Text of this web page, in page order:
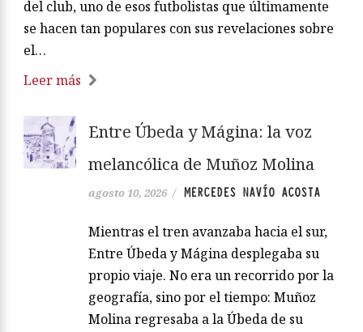
del club, uno de esos futbolistas que últimamente
se hacen tan populares con sus revelaciones sobre
el…
Leer más
Entre Úbeda y Mágina: la voz
melancólica de Muñoz Molina
agosto 10, 2026 / MERCEDES NAVÍO ACOSTA
Mientras el tren avanzaba hacia el sur,
Entre Úbeda y Mágina desplegaba su
propio viaje. No era un recorrido por la
geografía, sino por el tiempo: Muñoz
Molina regresaba a la Úbeda de su